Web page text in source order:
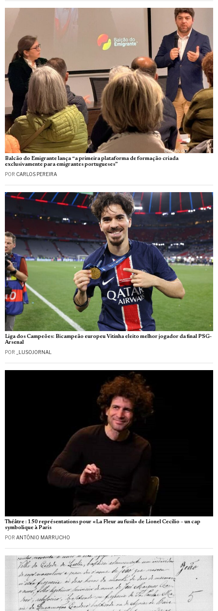
Balcão do Emigrante lança “a primeira plataforma de formação criada
exclusivamente para emigrantes portugueses”
POR CARLOS PEREIRA
Liga dos Campeões: Bicampeão europeu Vitinha eleito melhor jogador da final PSG-
Arsenal
POR _LUSOJORNAL
Théâtre : 150 représentations pour «La Fleur au fusil» de Lionel Cecilio – un cap
symbolique à Paris
POR ANTÓNIO MARRUCHO